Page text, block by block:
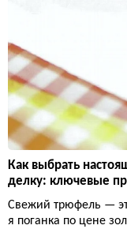
Как выбрать
делку: ключевые
Свежий трюфель —
я поганка по цене